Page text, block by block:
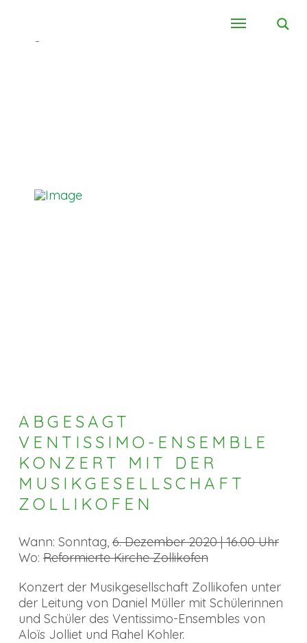
ABGESAGT
VENTISSIMO-ENSEMBLE
KONZERT MIT DER
MUSIKGESELLSCHAFT
ZOLLIKOFEN
Wann: Sonntag, 6. Dezember 2020 | 16.00 Uhr
Wo: Reformierte Kirche Zollikofen
Konzert der Musikgesellschaft Zollikofen unter
der Leitung von Daniel Müller mit Schülerinnen
und Schüler des Ventissimo-Ensembles von
Aloïs Jolliet und Rahel Kohler.